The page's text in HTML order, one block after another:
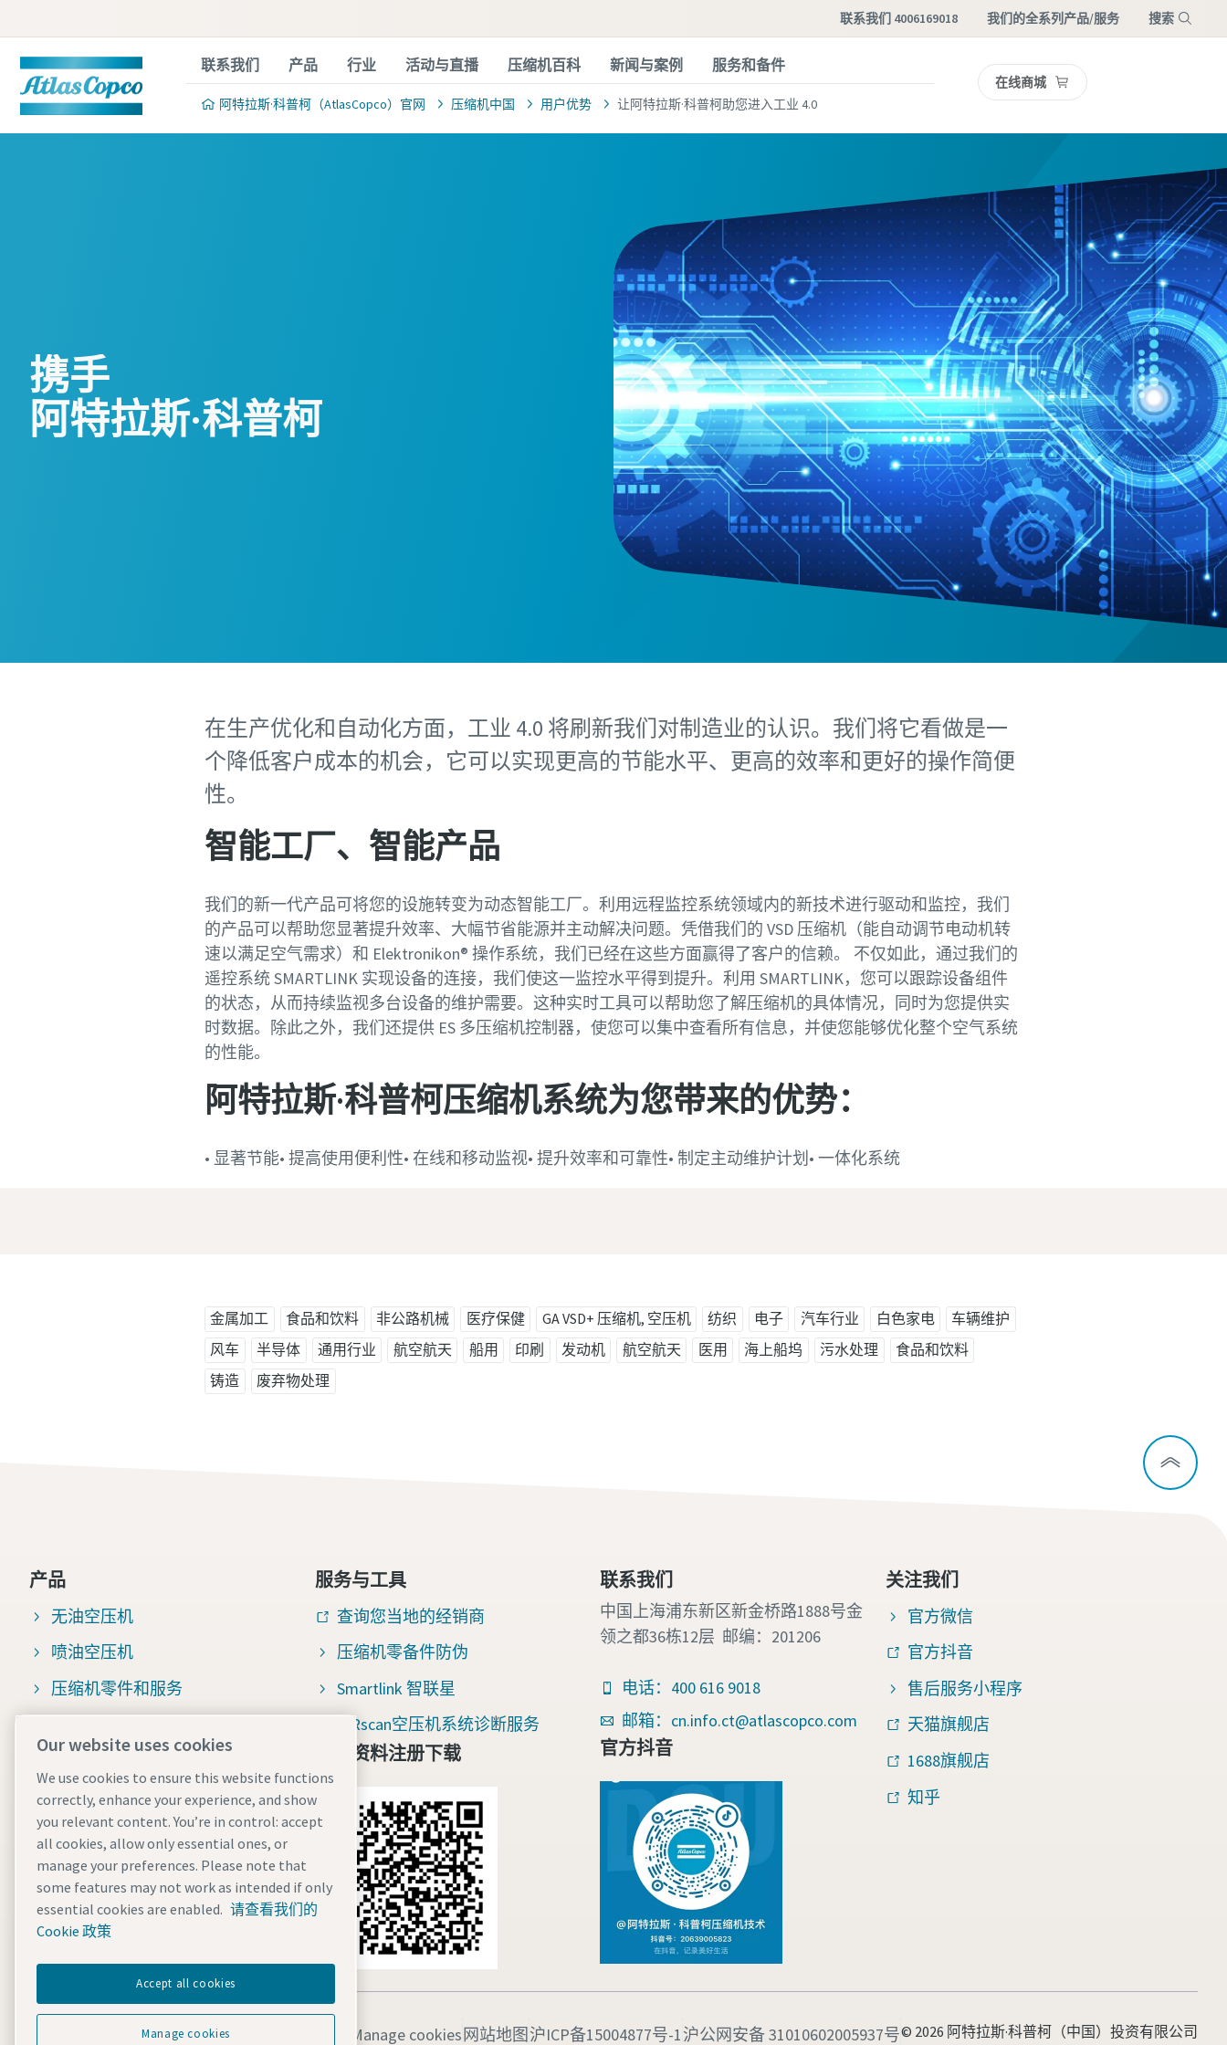
联系我们 4006169018 我们的全系列产品/服务 搜索
联系我们 产品 行业 活动与直播 压缩机百科 新闻与案例 服务和备件
阿特拉斯·科普柯（AtlasCopco）官网 压缩机中国 用户优势 让阿特拉斯·科普柯助您进入工业 4.0
在线商城
携手
阿特拉斯·科普柯
在生产优化和自动化方面，工业 4.0 将刷新我们对制造业的认识。我们将它看做是一
个降低客户成本的机会，它可以实现更高的节能水平、更高的效率和更好的操作简便
性。
智能工厂、智能产品
我们的新一代产品可将您的设施转变为动态智能工厂。利用远程监控系统领域内的新技术进行驱动和监控，我们
的产品可以帮助您显著提升效率、大幅节省能源并主动解决问题。凭借我们的 VSD 压缩机（能自动调节电动机转
速以满足空气需求）和 Elektronikon® 操作系统，我们已经在这些方面赢得了客户的信赖。 不仅如此，通过我们的
遥控系统 SMARTLINK 实现设备的连接，我们使这一监控水平得到提升。利用 SMARTLINK，您可以跟踪设备组件
的状态，从而持续监视多台设备的维护需要。这种实时工具可以帮助您了解压缩机的具体情况，同时为您提供实
时数据。除此之外，我们还提供 ES 多压缩机控制器，使您可以集中查看所有信息，并使您能够优化整个空气系统
的性能。
阿特拉斯·科普柯压缩机系统为您带来的优势：
• 显著节能• 提高使用便利性• 在线和移动监视• 提升效率和可靠性• 制定主动维护计划• 一体化系统
金属加工 食品和饮料 非公路机械 医疗保健 GA VSD+ 压缩机, 空压机 纺织 电子 汽车行业 白色家电
车辆维护
风车
半导体 通用行业 航空航天 船用 印刷 发动机 航空航天 医用 海上船坞 污水处理
食品和饮料
铸造
废弃物处理
产品
无油空压机
喷油空压机
压缩机零件和服务
空压机整机咨询
空压机售后与配件咨询
服务与工具
查询您当地的经销商
压缩机零备件防伪
Smartlink 智联星
AIRscan空压机系统诊断服务
免费资料注册下载
联系我们
中国上海浦东新区新金桥路1888号金
领之都36栋12层 邮编：201206
电话：400 616 9018
邮箱：cn.info.ct@atlascopco.com
官方抖音
关注我们
官方微信
官方抖音
售后服务小程序
天猫旗舰店
1688旗舰店
知乎
Manage cookies网站地图 沪ICP备15004877号-1沪公网安备 31010602005937号© 2026 阿特拉斯·科普柯（中国）投资有限公司
Our website uses cookies
We use cookies to ensure this website functions
correctly, enhance your experience, and show
you relevant content. You’re in control: accept
all cookies, allow only essential ones, or
manage your preferences. Please note that
some features may not work as intended if only
essential cookies are enabled. 请查看我们的
Cookie 政策
Accept all cookies
Manage cookies